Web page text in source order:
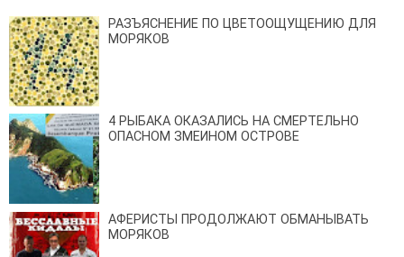
РАЗЪЯСНЕНИЕ ПО ЦВЕТООЩУЩЕНИЮ ДЛЯ
МОРЯКОВ
4 РЫБАКА ОКАЗАЛИСЬ НА СМЕРТЕЛЬНО
ОПАСНОМ ЗМЕИНОМ ОСТРОВЕ
АФЕРИСТЫ ПРОДОЛЖАЮТ ОБМАНЫВАТЬ
МОРЯКОВ